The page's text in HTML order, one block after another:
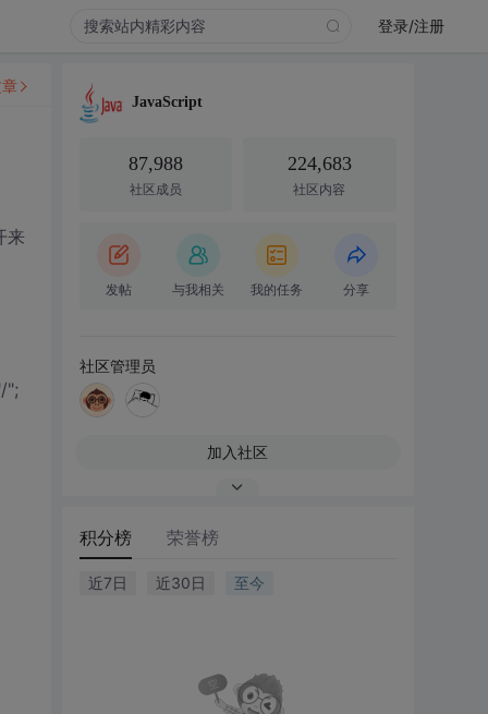
登录/注册
来
";
JavaScript
87,988
社区成员
224,683
社区内容
发帖 与我相关 我的任务 分享
社区管理员
加入社区
积分榜 荣誉榜
近7日 近30日 至今